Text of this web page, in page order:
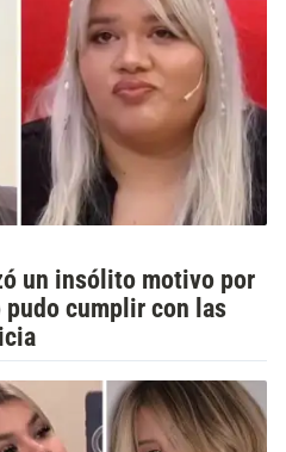
un insólito motivo por
cumplir con las